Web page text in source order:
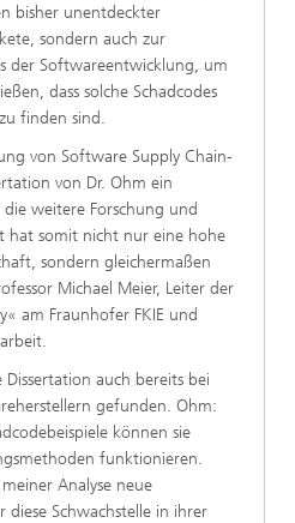
bisher unentdeckter
sondern auch zur
der Softwareentwicklung, um
dass solche Schadcodes
finden sind.
von Software Supply Chain-
von Dr. Ohm ein
weitere Forschung und
hat somit nicht nur eine hohe
sondern gleichermaßen
Michael Meier, Leiter der
am Fraunhofer FKIE und
auch bereits bei
gefunden. Ohm:
können sie
funktionieren.
Analyse neue
Schwachstelle in ihrer